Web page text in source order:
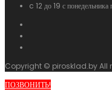
c 12 до 19 с понедельника
Copyright © pirosklad.by All
ПОЗВОНИТЬ!